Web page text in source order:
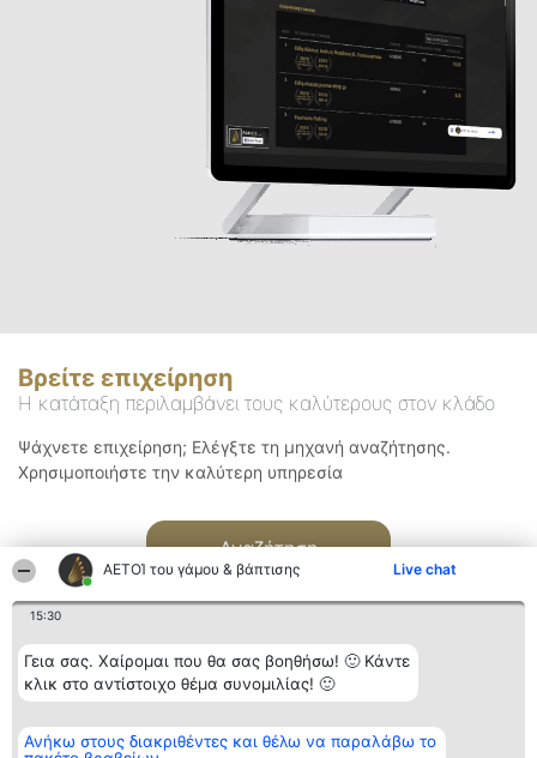
ΑΕΤΟΊ του γάμου & βάπτισης Live chat
15:30
Γεια σας. Χαίρομαι που θα σας βοηθήσω! 🙂 Κάντε
κλικ στο αντίστοιχο θέμα συνομιλίας! 🙂
Ανήκω στους διακριθέντες και θέλω να παραλάβω το
Βρείτε επιχείρηση
Η κατάταξη περιλαμβάνει τους καλύτερους στον κλάδο
Ψάχνετε επιχείρηση; Ελέγξτε τη μηχανή αναζήτησης.
Χρησιμοποιήστε την καλύτερη υπηρεσία
Αναζήτηση
Διοργανωτής της
κατάταξης
Κατάταξη
Διακριθέντες
Επικοινωνία
Επικοινωνία